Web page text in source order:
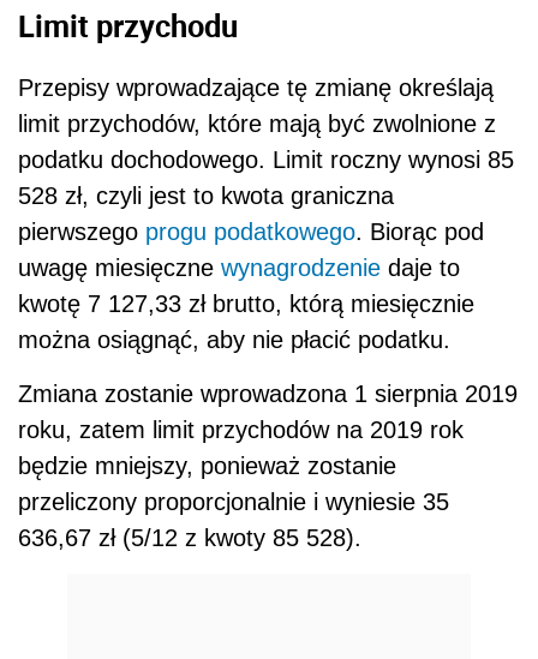
Limit przychodu
Przepisy wprowadzające tę zmianę określają
limit przychodów, które mają być zwolnione z
podatku dochodowego. Limit roczny wynosi 85
528 zł, czyli jest to kwota graniczna
pierwszego progu podatkowego. Biorąc pod
uwagę miesięczne wynagrodzenie daje to
kwotę 7 127,33 zł brutto, którą miesięcznie
można osiągnąć, aby nie płacić podatku.
Zmiana zostanie wprowadzona 1 sierpnia 2019
roku, zatem limit przychodów na 2019 rok
będzie mniejszy, ponieważ zostanie
przeliczony proporcjonalnie i wyniesie 35
636,67 zł (5/12 z kwoty 85 528).